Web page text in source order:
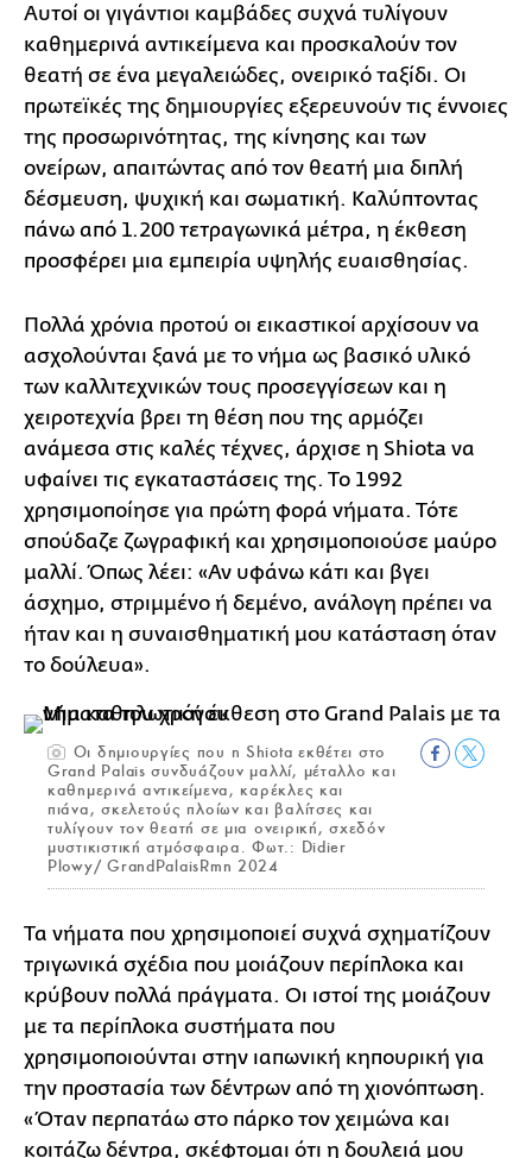
Αυτοί οι γιγάντιοι καμβάδες συχνά τυλίγουν
καθημερινά αντικείμενα και προσκαλούν τον
θεατή σε ένα μεγαλειώδες, ονειρικό ταξίδι. Οι
πρωτεϊκές της δημιουργίες εξερευνούν τις έννοιες
της προσωρινότητας, της κίνησης και των
ονείρων, απαιτώντας από τον θεατή μια διπλή
δέσμευση, ψυχική και σωματική. Καλύπτοντας
πάνω από 1.200 τετραγωνικά μέτρα, η έκθεση
προσφέρει μια εμπειρία υψηλής ευαισθησίας.
Πολλά χρόνια προτού οι εικαστικοί αρχίσουν να
ασχολούνται ξανά με το νήμα ως βασικό υλικό
των καλλιτεχνικών τους προσεγγίσεων και η
χειροτεχνία βρει τη θέση που της αρμόζει
ανάμεσα στις καλές τέχνες, άρχισε η Shiota να
υφαίνει τις εγκαταστάσεις της. Το 1992
χρησιμοποίησε για πρώτη φορά νήματα. Τότε
σπούδαζε ζωγραφική και χρησιμοποιούσε μαύρο
μαλλί. Όπως λέει: «Αν υφάνω κάτι και βγει
άσχημο, στριμμένο ή δεμένο, ανάλογη πρέπει να
ήταν και η συναισθηματική μου κατάσταση όταν
το δούλευα».
Οι δημιουργίες που η Shiota εκθέτει στο
Grand Palais συνδυάζουν μαλλί, μέταλλο και
καθημερινά αντικείμενα, καρέκλες και
πιάνα, σκελετούς πλοίων και βαλίτσες και
τυλίγουν τον θεατή σε μια ονειρική, σχεδόν
μυστικιστική ατμόσφαιρα. Φωτ.: Didier
Plowy/ GrandPalaisRmn 2024
Τα νήματα που χρησιμοποιεί συχνά σχηματίζουν
τριγωνικά σχέδια που μοιάζουν περίπλοκα και
κρύβουν πολλά πράγματα. Οι ιστοί της μοιάζουν
με τα περίπλοκα συστήματα που
χρησιμοποιούνται στην ιαπωνική κηπουρική για
την προστασία των δέντρων από τη χιονόπτωση.
«Όταν περπατάω στο πάρκο τον χειμώνα και
κοιτάζω δέντρα, σκέφτομαι ότι η δουλειά μου